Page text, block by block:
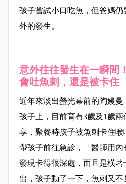
孩子嘗試小口吃魚，但爸媽
外的發生。
意外往往發生在一瞬間
會吐魚刺，還是被卡住
近年來淡出螢光幕前的陶嫚
孩子上，目前育有3歲及1歲
享，聚餐時孩子被魚刺卡住
帶孩子前往急診，「醫師用內
發現卡得很深處，而且是橫
出，孩子動了一下，魚刺又